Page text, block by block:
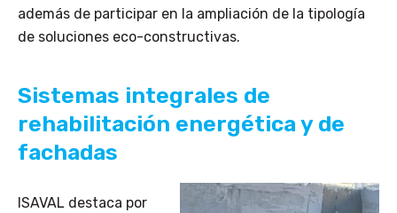
además de participar en la ampliación de la tipología
de soluciones eco-constructivas.
Sistemas integrales de
rehabilitación energética y de
fachadas
ISAVAL destaca por